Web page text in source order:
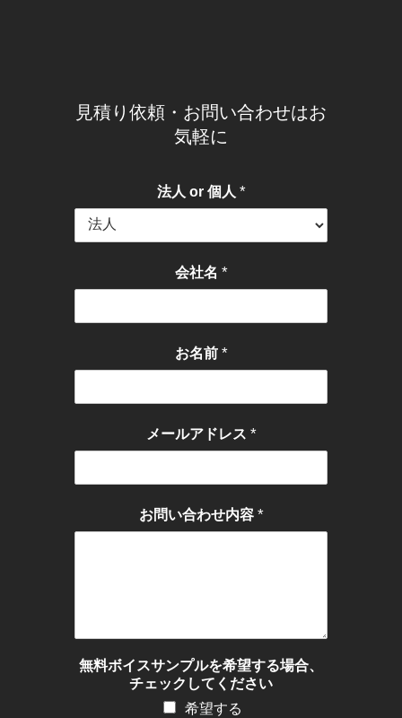
見積り依頼・お問い合わせはお
気軽に
法人 or 個人 *
会社名 *
お名前 *
メールアドレス *
お問い合わせ内容 *
無料ボイスサンプルを希望する場合、
チェックしてください
希望する